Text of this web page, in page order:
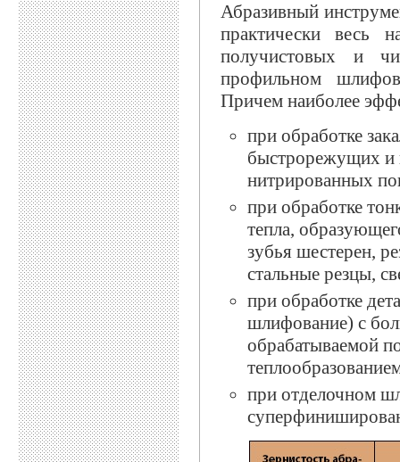
Абразивный
практически весь
получистовых и
профильном
Причем наиболее
при обработке
быстрорежущих и
нитрированных
при обработке
тепла,
зубья шестерен,
стальные резцы,
при обработке
шлифование) с
обрабатываемой
при отделочном